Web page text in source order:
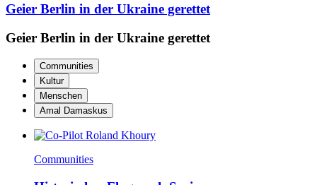
Geier Berlin in der Ukraine gerettet
Geier Berlin in der Ukraine gerettet
Communities
Kultur
Menschen
Amal Damaskus
Communities